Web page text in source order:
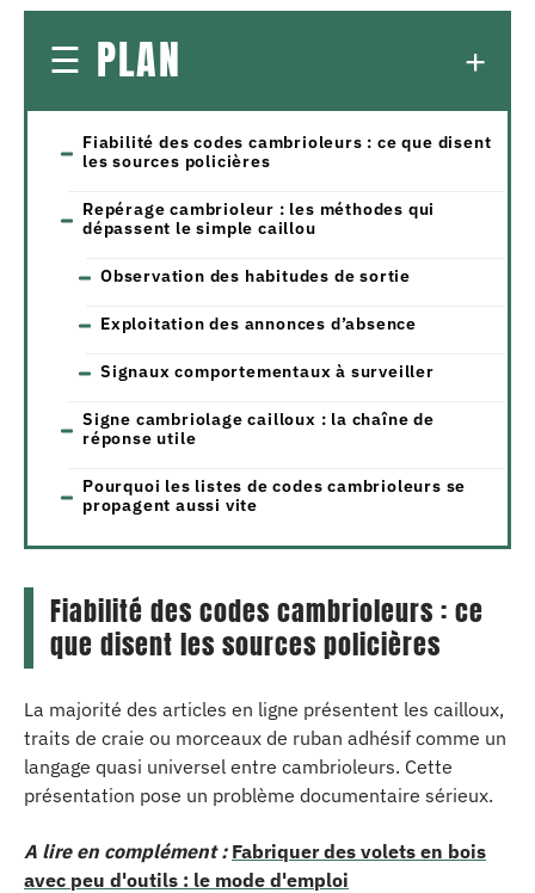
PLAN
Fiabilité des codes cambrioleurs : ce que disent
les sources policières
Repérage cambrioleur : les méthodes qui
dépassent le simple caillou
Observation des habitudes de sortie
Exploitation des annonces d’absence
Signaux comportementaux à surveiller
Signe cambriolage cailloux : la chaîne de
réponse utile
Pourquoi les listes de codes cambrioleurs se
propagent aussi vite
Fiabilité des codes cambrioleurs : ce
que disent les sources policières
La majorité des articles en ligne présentent les cailloux,
traits de craie ou morceaux de ruban adhésif comme un
langage quasi universel entre cambrioleurs. Cette
présentation pose un problème documentaire sérieux.
A lire en complément : Fabriquer des volets en bois
avec peu d'outils : le mode d'emploi